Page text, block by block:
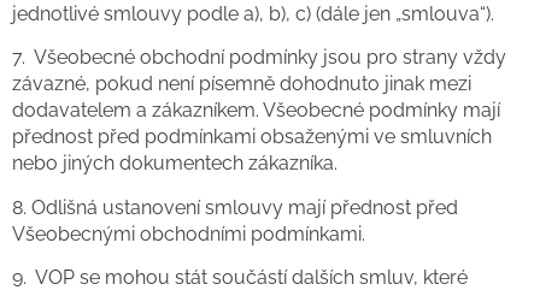
jednotlivé smlouvy podle a), b), c) (dále jen „smlouva“).
7. Všeobecné obchodní podmínky jsou pro strany vždy
závazné, pokud není písemně dohodnuto jinak mezi
dodavatelem a zákazníkem. Všeobecné podmínky mají
přednost před podmínkami obsaženými ve smluvních
nebo jiných dokumentech zákazníka.
8. Odlišná ustanovení smlouvy mají přednost před
Všeobecnými obchodními podmínkami.
9. VOP se mohou stát součástí dalších smluv, které